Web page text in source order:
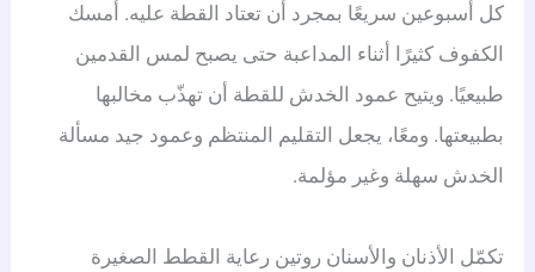
كل أسبوعين سريعًا بمجرد أن تعتاد القطة عليه. أمسك
الكفوف كثيرًا أثناء المداعبة حتى يصبح لمس القدمين
طبيعيًا. ويتيح عمود الخدش للقطة أن تهذّب مخالبها
بطبيعتها. ومعًا، يجعل التقليم المنتظم وعمود جيد مسألة
الخدش سهلة وغير مؤلمة.
تكمّل الأذنان والأسنان روتين رعاية القطط الصغيرة